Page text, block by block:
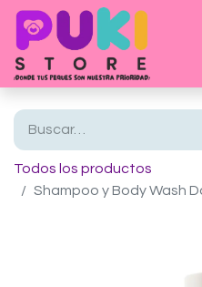
Todos los productos
Shampoo y Body Wash